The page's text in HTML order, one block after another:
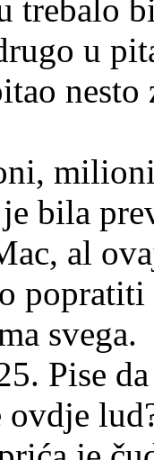
trebalo
u
bila
al
popratiti
svega.
Pise
ovdje